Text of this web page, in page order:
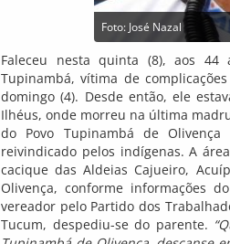
Foto: José Nazal
Faleceu nesta quinta (8), aos 44
Tupinambá, vítima de
domingo (4). Desde então, ele
Ilhéus, onde morreu na última
do Povo Tupinambá de
reivindicado pelos indígenas. A
cacique das Aldeias Cajueiro,
Olivença, conforme informações do
vereador pelo Partido dos
Tucum, despediu-se do parente.